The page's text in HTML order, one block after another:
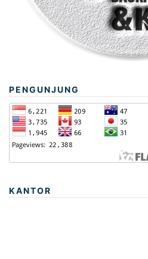
PENGUNJUNG
KANTOR